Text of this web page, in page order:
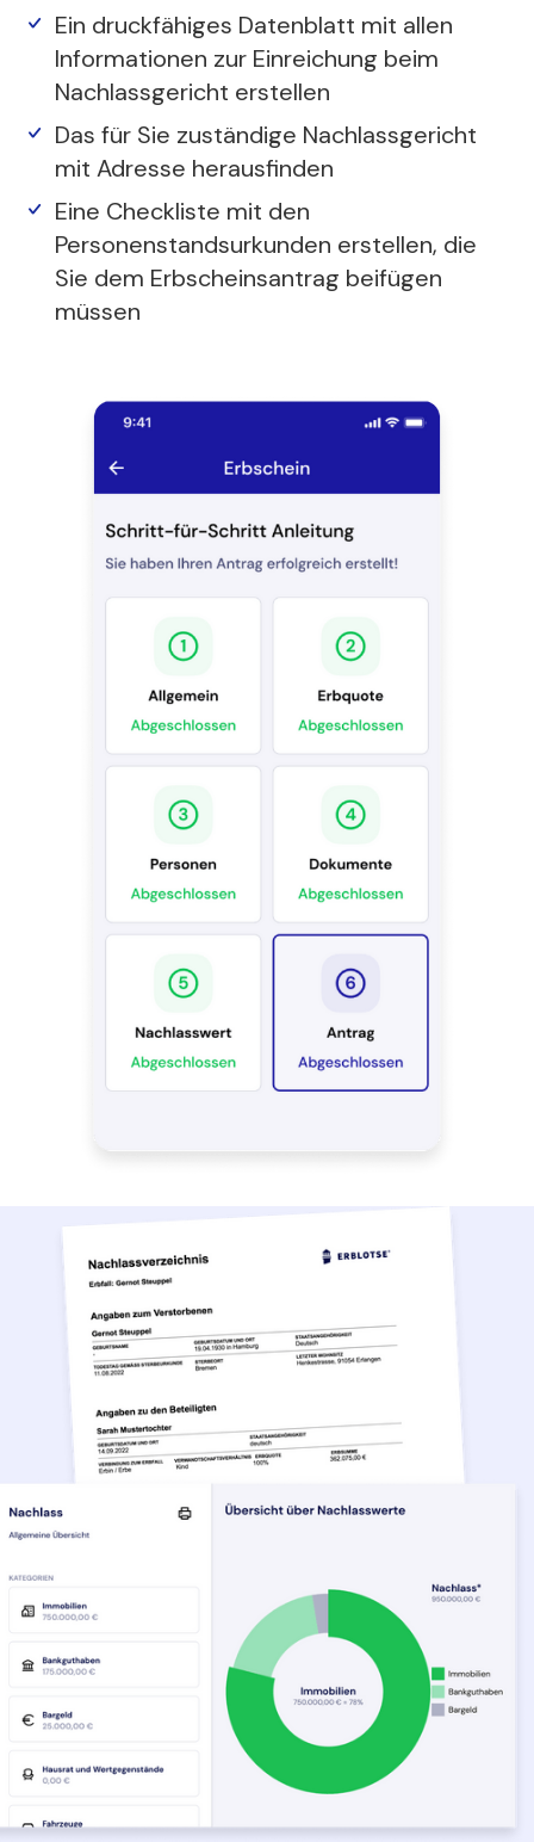
Ein druckfähiges Datenblatt mit allen
Informationen zur Einreichung beim
Nachlassgericht erstellen
Das für Sie zuständige Nachlassgericht
mit Adresse herausfinden
Eine Checkliste mit den
Personenstandsurkunden erstellen, die
Sie dem Erbscheinsantrag beifügen
müssen